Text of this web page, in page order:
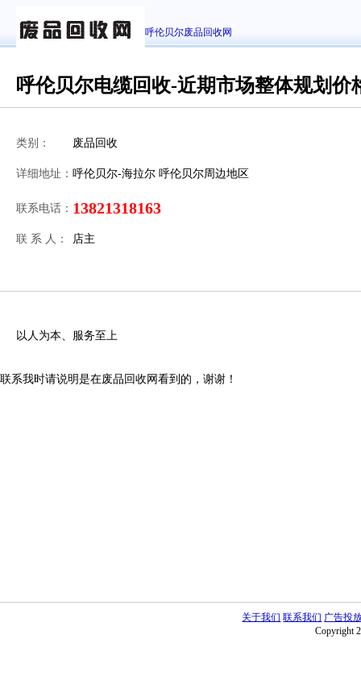
呼伦贝尔废品回收网
呼伦贝尔电缆回收-近期市场整体规划价
类别： 废品回收
详细地址： 呼伦贝尔-海拉尔 呼伦贝尔周边地区
联系电话： 13821318163
联 系 人： 店主
以人为本、服务至上
联系我时请说明是在废品回收网看到的，谢谢！
关于我们 联系我们 广告投
Copyright